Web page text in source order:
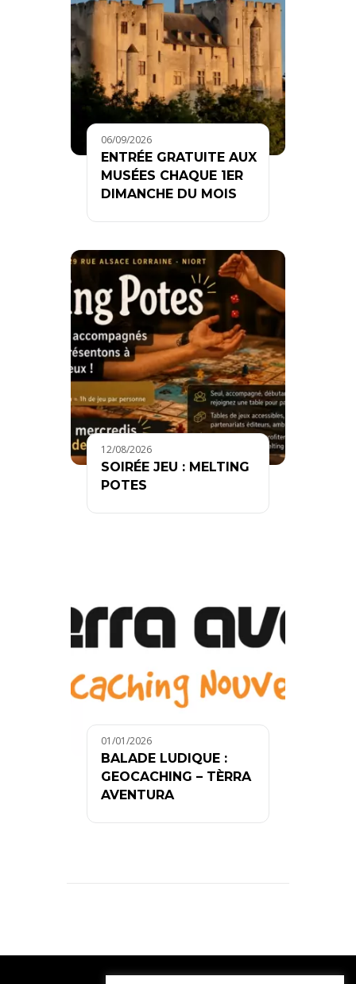
06/09/2026
ENTRÉE GRATUITE AUX
MUSÉES CHAQUE 1ER
DIMANCHE DU MOIS
12/08/2026
SOIRÉE JEU : MELTING
POTES
01/01/2026
BALADE LUDIQUE :
GEOCACHING – TÈRRA
AVENTURA